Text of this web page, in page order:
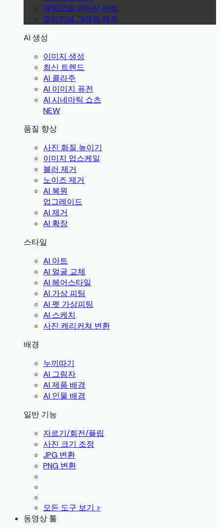
채팅으로 이미지 편집
오리지널 그래픽 제작
AI 생성
이미지 생성
최신 트렌드
AI 콜라주
AI 이미지 퓨전
AI 시네마틱 쇼츠
NEW
품질 향상
사진 화질 높이기
이미지 업스케일
블러 제거
노이즈 제거
AI 복원
업그레이드
AI 제거
AI 확장
스타일
AI 아트
AI 얼굴 교체
AI 헤어스타일
AI 가상 피팅
AI 펫 가상피팅
AI 스케치
사진 캐리커쳐 변환
배경
누끼따기
AI 그림자
AI 제품 배경
AI 인물 배경
일반 기능
자르기/회전/플립
사진 크기 조정
JPG 변환
PNG 변환
모든 도구 보기 >
동영상 툴